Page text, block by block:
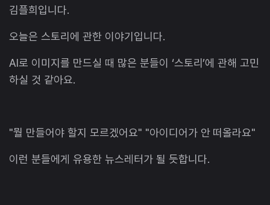
김플희입니다.
오늘은 스토리에 관한 이야기입니다.
AI로 이미지를 만드실 때 많은 분들이 ‘스토리’에 관해 고민
하실 것 같아요.
"뭘 만들어야 할지 모르겠어요" "아이디어가 안 떠올라요"
이런 분들에게 유용한 뉴스레터가 될 듯합니다.